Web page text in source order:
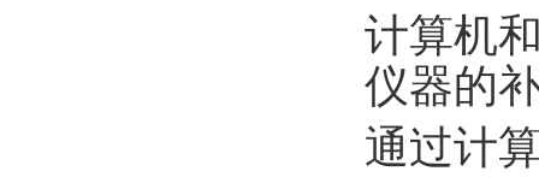
计算机
仪器的
通过计